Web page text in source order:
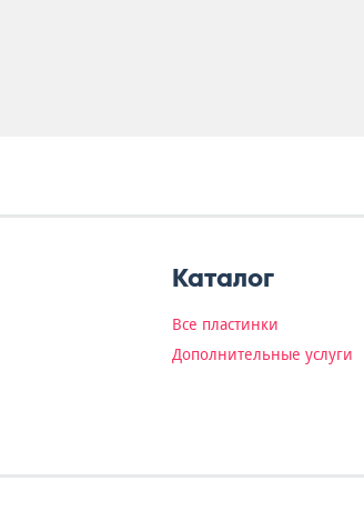
Каталог
Все пластинки
Дополнительные услуги